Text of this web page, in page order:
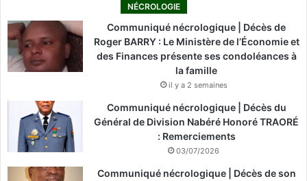
NÉCROLOGIE
Communiqué nécrologique | Décès de
Roger BARRY : Le Ministère de l’Économie et
des Finances présente ses condoléances à
la famille
il y a 2 semaines
Communiqué nécrologique | Décès du
Général de Division Nabéré Honoré TRAORÉ
: Remerciements
03/07/2026
Communiqué nécrologique | Décès de son